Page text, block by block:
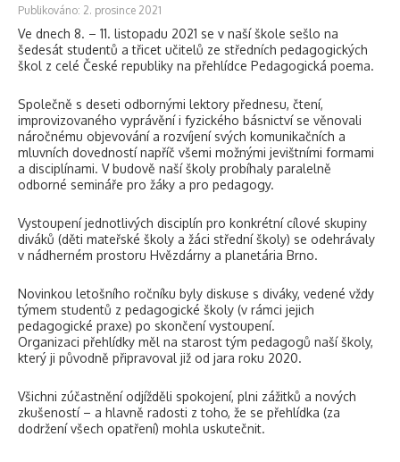
Publikováno: 2. prosince 2021
Ve dnech 8. – 11. listopadu 2021 se v naší škole sešlo na
šedesát studentů a třicet učitelů ze středních pedagogických
škol z celé České republiky na přehlídce Pedagogická poema.
Společně s deseti odbornými lektory přednesu, čtení,
improvizovaného vyprávění i fyzického básnictví se věnovali
náročnému objevování a rozvíjení svých komunikačních a
mluvních dovedností napříč všemi možnými jevištními formami
a disciplínami. V budově naší školy probíhaly paralelně
odborné semináře pro žáky a pro pedagogy.
Vystoupení jednotlivých disciplín pro konkrétní cílové skupiny
diváků (děti mateřské školy a žáci střední školy) se odehrávaly
v nádherném prostoru Hvězdárny a planetária Brno.
Novinkou letošního ročníku byly diskuse s diváky, vedené vždy
týmem studentů z pedagogické školy (v rámci jejich
pedagogické praxe) po skončení vystoupení.
Organizaci přehlídky měl na starost tým pedagogů naší školy,
který ji původně připravoval již od jara roku 2020.
Všichni zúčastnění odjížděli spokojení, plni zážitků a nových
zkušeností – a hlavně radosti z toho, že se přehlídka (za
dodržení všech opatření) mohla uskutečnit.